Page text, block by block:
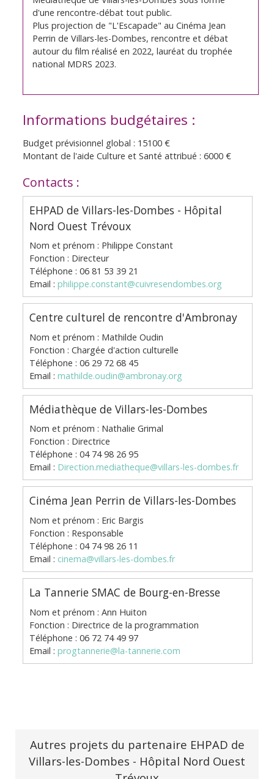
d'une rencontre-débat tout public.
Plus projection de "L'Escapade" au Cinéma Jean
Perrin de Villars-les-Dombes, rencontre et débat
autour du film réalisé en 2022, lauréat du trophée
national MDRS 2023.
Informations budgétaires :
Budget prévisionnel global : 15100 €
Montant de l'aide Culture et Santé attribué : 6000 €
Contacts :
EHPAD de Villars-les-Dombes - Hôpital
Nord Ouest Trévoux
Nom et prénom : Philippe Constant
Fonction : Directeur
Téléphone : 06 81 53 39 21
Email : philippe.constant@cuivresendombes.org
Centre culturel de rencontre d'Ambronay
Nom et prénom : Mathilde Oudin
Fonction : Chargée d'action culturelle
Téléphone : 06 29 72 68 45
Email : mathilde.oudin@ambronay.org
Médiathèque de Villars-les-Dombes
Nom et prénom : Nathalie Grimal
Fonction : Directrice
Téléphone : 04 74 98 26 95
Email : Direction.mediatheque@villars-les-dombes.fr
Cinéma Jean Perrin de Villars-les-Dombes
Nom et prénom : Eric Bargis
Fonction : Responsable
Téléphone : 04 74 98 26 11
Email : cinema@villars-les-dombes.fr
La Tannerie SMAC de Bourg-en-Bresse
Nom et prénom : Ann Huiton
Fonction : Directrice de la programmation
Téléphone : 06 72 74 49 97
Email : progtannerie@la-tannerie.com
Autres projets du partenaire EHPAD de
Villars-les-Dombes - Hôpital Nord Ouest